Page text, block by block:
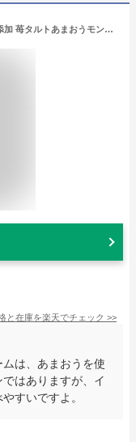
【100円OFFクーポン】 誕生日ケーキ 無添加 苺タルトあまおうモンブラン 4.5号 送料無料 あす楽 いちごタルト バースデーケーキ フルーツタルト ケーキ ギフト お取り寄せ 宅配 子供 大人 かわいい スイーツ 内祝い 出産 お返し お菓子 心優cotoyu sweets コトユスイーツ
と在庫を楽天でチェック >>
は、あまおうを使
はありますが、イ
すいですよ。